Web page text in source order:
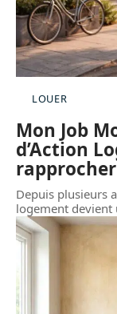
LOUER
Mon Job
d’Action
Depuis plusieurs
logement devient